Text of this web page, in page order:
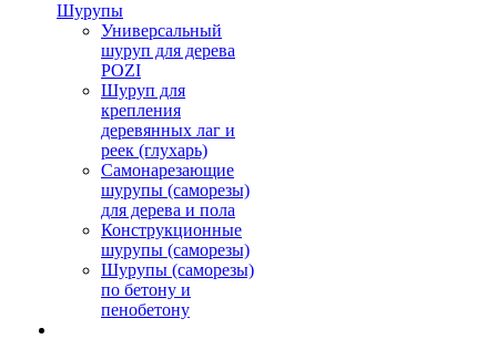
Шурупы
Универсальный
шуруп для дерева
POZI
Шуруп для
крепления
деревянных лаг и
реек (глухарь)
Самонарезающие
шурупы (саморезы)
для дерева и пола
Конструкционные
шурупы (саморезы)
Шурупы (саморезы)
по бетону и
пенобетону